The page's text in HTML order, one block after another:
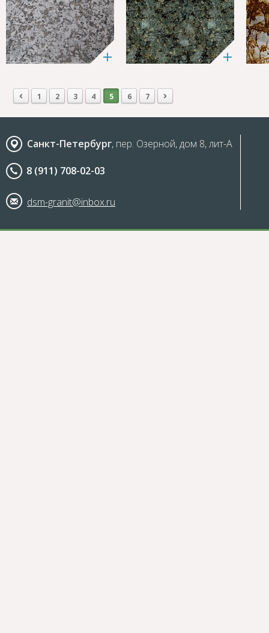
1 2 3 4 5 6 7
Санкт-Петербург, пер. Озерной, дом 8, лит-А
8 (911) 708-02-03
dsm-granit@inbox.ru